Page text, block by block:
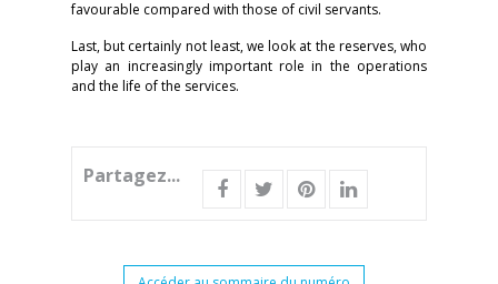
favourable compared with those of civil servants.
Last, but certainly not least, we look at the reserves, who
play an increasingly important role in the operations
and the life of the services.
Partagez...